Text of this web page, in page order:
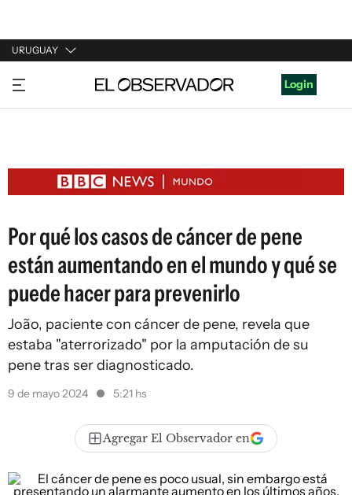
URUGUAY
URUGUAY
ARGENTINA
ESTADOS UNIDOS
Login
Por qué los casos de cáncer de pene
están aumentando en el mundo y qué se
puede hacer para prevenirlo
João, paciente con cáncer de pene, revela que
estaba "aterrorizado" por la amputación de su
pene tras ser diagnosticado.
9 de mayo 2024 5:21 hs
Agregar El Observador en